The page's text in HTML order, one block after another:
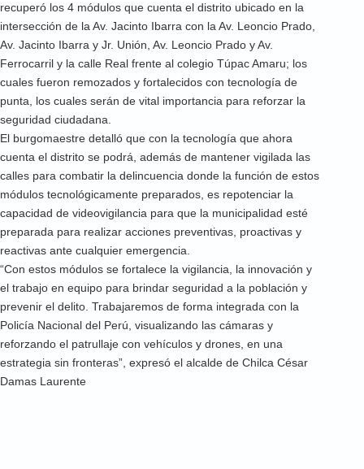
recuperó los 4 módulos que cuenta el distrito ubicado en la
intersección de la Av. Jacinto Ibarra con la Av. Leoncio Prado,
Av. Jacinto Ibarra y Jr. Unión, Av. Leoncio Prado y Av.
Ferrocarril y la calle Real frente al colegio Túpac Amaru; los
cuales fueron remozados y fortalecidos con tecnología de
punta, los cuales serán de vital importancia para reforzar la
seguridad ciudadana.
El burgomaestre detalló que con la tecnología que ahora
cuenta el distrito se podrá, además de mantener vigilada las
calles para combatir la delincuencia donde la función de estos
módulos tecnológicamente preparados, es repotenciar la
capacidad de videovigilancia para que la municipalidad esté
preparada para realizar acciones preventivas, proactivas y
reactivas ante cualquier emergencia.
“Con estos módulos se fortalece la vigilancia, la innovación y
el trabajo en equipo para brindar seguridad a la población y
prevenir el delito. Trabajaremos de forma integrada con la
Policía Nacional del Perú, visualizando las cámaras y
reforzando el patrullaje con vehículos y drones, en una
estrategia sin fronteras”, expresó el alcalde de Chilca César
Damas Laurente